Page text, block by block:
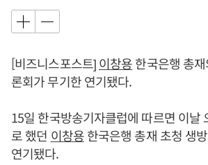
[비즈니스포스트]이창용한국은행 총
론회가 무기한 연기됐다.
15일 한국방송기자클럽에 따르면 이날
로 했던 이창용한국은행 총재 초청 생
연기됐다.